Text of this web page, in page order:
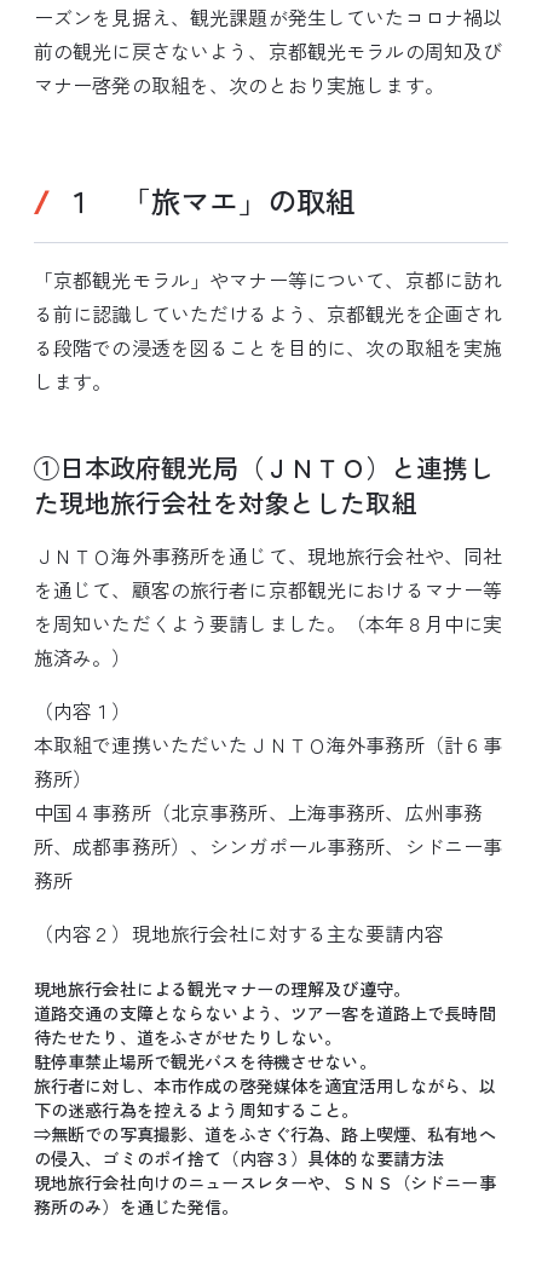
ーズンを見据え、観光課題が発生していたコロナ禍以
前の観光に戻さないよう、京都観光モラルの周知及び
マナー啓発の取組を、次のとおり実施します。
１ 「旅マエ」の取組
「京都観光モラル」やマナー等について、京都に訪れ
る前に認識していただけるよう、京都観光を企画され
る段階での浸透を図ることを目的に、次の取組を実施
します。
①日本政府観光局（ＪＮＴＯ）と連携し
た現地旅行会社を対象とした取組
ＪＮＴＯ海外事務所を通じて、現地旅行会社や、同社
を通じて、顧客の旅行者に京都観光におけるマナー等
を周知いただくよう要請しました。（本年８月中に実
施済み。）
（内容１）
本取組で連携いただいたＪＮＴＯ海外事務所（計６事
務所）
中国４事務所（北京事務所、上海事務所、広州事務
所、成都事務所）、シンガポール事務所、シドニー事
務所
（内容２）現地旅行会社に対する主な要請内容
現地旅行会社による観光マナーの理解及び遵守。
道路交通の支障とならないよう、ツアー客を道路上で長時間
待たせたり、道をふさがせたりしない。
駐停車禁止場所で観光バスを待機させない。
旅行者に対し、本市作成の啓発媒体を適宜活用しながら、以
下の迷惑行為を控えるよう周知すること。
⇒無断での写真撮影、道をふさぐ行為、路上喫煙、私有地へ
の侵入、ゴミのポイ捨て（内容３）具体的な要請方法
現地旅行会社向けのニュースレターや、ＳＮＳ（シドニー事
務所のみ）を通じた発信。